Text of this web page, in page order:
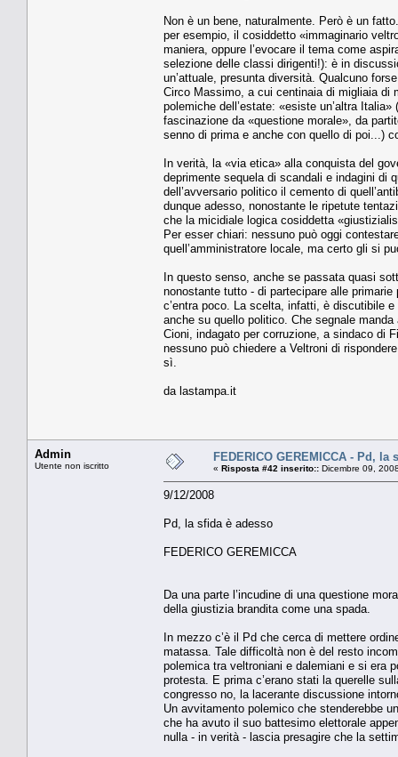
Non è un bene, naturalmente. Però è un
per esempio, il cosiddetto «immaginario
maniera, oppure l’evocare il tema come
selezione delle classi dirigenti!): è in
un’attuale, presunta diversità. Qualcuno
Circo Massimo, a cui centinaia di migliaia di
polemiche dell’estate: «esiste un’altra
fascinazione da «questione morale», da
senno di prima e anche con quello di poi...)
In verità, la «via etica» alla conquista del
deprimente sequela di scandali e indagini di
dell’avversario politico il cemento di
dunque adesso, nonostante le ripetute
che la micidiale logica cosiddetta
Per esser chiari: nessuno può oggi
quell’amministratore locale, ma certo gli si
In questo senso, anche se passata quasi
nonostante tutto - di partecipare alle
c’entra poco. La scelta, infatti, è discutibile
anche su quello politico. Che segnale
Cioni, indagato per corruzione, a sindaco di
nessuno può chiedere a Veltroni di
sì.
da lastampa.it
Admin
Utente non iscritto
FEDERICO GEREMICCA - Pd, la
« Risposta #42 inserito:: Dicembre 09,
9/12/2008
Pd, la sfida è adesso
FEDERICO GEREMICCA
Da una parte l’incudine di una questione
della giustizia brandita come una spada.
In mezzo c’è il Pd che cerca di mettere
matassa. Tale difficoltà non è del resto
polemica tra veltroniani e dalemiani e si era
protesta. E prima c’erano stati la querelle
congresso no, la lacerante discussione
Un avvitamento polemico che stenderebbe
che ha avuto il suo battesimo elettorale
nulla - in verità - lascia presagire che la